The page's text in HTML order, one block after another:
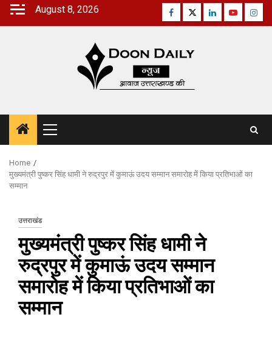
Skip
August 8, 2026 Facebook
TwitterLinkedinYoutube
Primary
Menu
Home
मुख्यमंत्री पुष्कर सिंह धामी ने रुद्रपुर में कुमाऊं उदय सम्मान समारोह में किया प्रतिभाओं का
सम्मान
उत्तराखंड
मुख्यमंत्री पुष्कर सिंह धामी ने
रुद्रपुर में कुमाऊं उदय सम्मान
समारोह में किया प्रतिभाओं का
सम्मान